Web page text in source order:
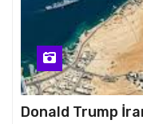
Donald Trump